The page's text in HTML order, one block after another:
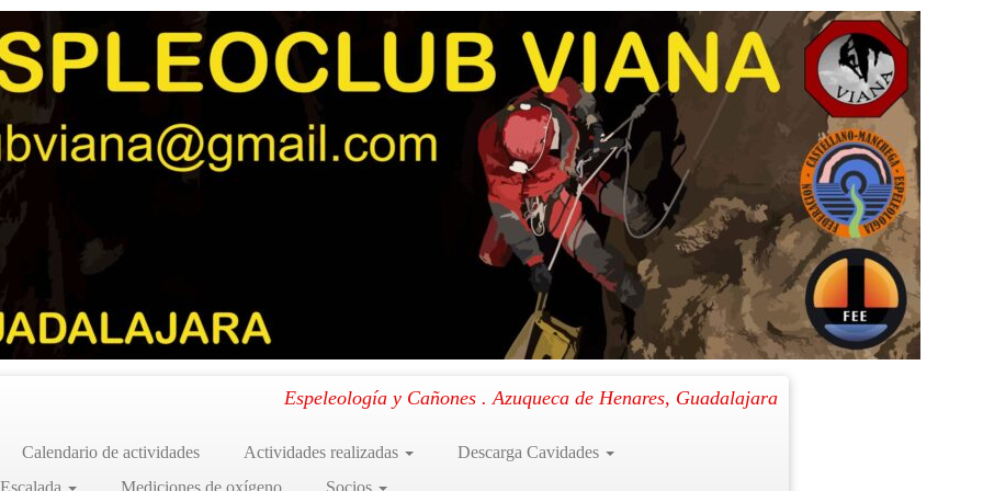
Espeleología y Cañones . Azuqueca de Henares, Guadalajara
Calendario de actividades Actividades realizadas
Descarga Cavidades
Mediciones de oxígeno Socios
La Rioja. 25 y 26 de octubre de 2024 »11
en Cuevacalera. Canales de la Sierra, La Rioja. 25 y 26 de octubre de 2024
Siguiente →